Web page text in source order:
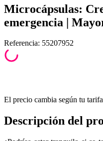
Microcápsulas:
emergencia |
Referencia: 55207952
El precio cambia según tu
Descripción del